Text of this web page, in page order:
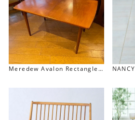
緩やかなカーブを描く優しいフォル
す。 小さな空間に使うことが多いコ
Meredew Avalon Rectangle
エクステンション テーブル